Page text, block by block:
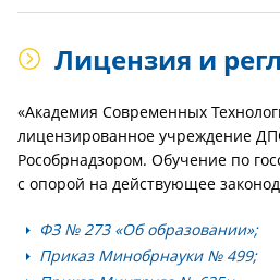
Лицензия и
«Академия Современных
лицензированное учреждение
Рособрнадзором. Обучение по
с опорой на действующее
ФЗ № 273 «Об образовании»;
Приказ Минобрнауки № 499;